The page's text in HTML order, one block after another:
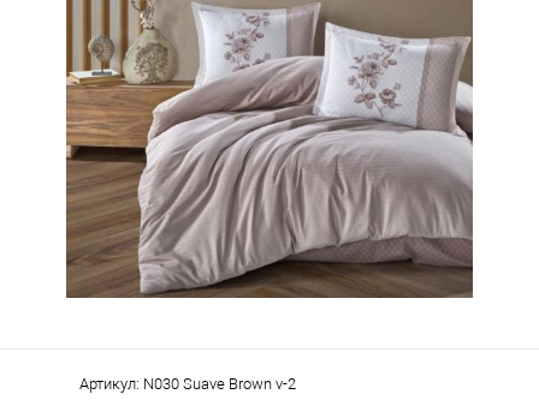
Артикул: N030 Suave Brown v-2